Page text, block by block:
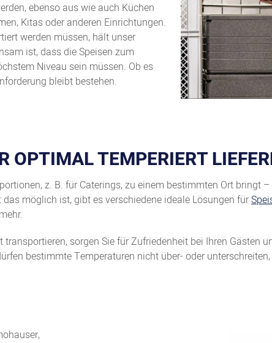
ebenso aus wie auch Küchen
Kitas oder anderen Einrichtungen.
werden müssen, hält unser
ist, dass die Speisen zum
Niveau sein müssen. Ob es
bleibt bestehen.
OPTIMAL TEMPERIERT
z. B. für Caterings, zu einem bestimmten Ort bringt –
das möglich ist, gibt es verschiedene ideale Lösungen für
sorgen Sie für Zufriedenheit bei Ihren Gästen
bestimmte Temperaturen nicht über- oder